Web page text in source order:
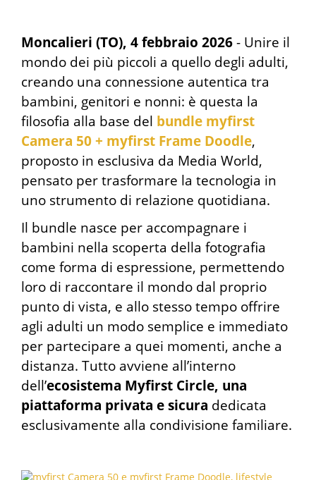
Moncalieri (TO), 4 febbraio 2026- Unire il
mondo dei più piccoli a quello degli adulti,
creando una connessione autentica tra
bambini, genitori e nonni: è questa la
filosofia alla base del bundle myfirst
Camera 50 + myfirst Frame Doodle,
proposto in esclusiva da Media World,
pensato per trasformare la tecnologia in
uno strumento di relazione quotidiana.
Il bundle nasce per accompagnare i
bambini nella scoperta della fotografia
come forma di espressione, permettendo
loro di raccontare il mondo dal proprio
punto di vista, e allo stesso tempo offrire
agli adulti un modo semplice e immediato
per partecipare a quei momenti, anche a
distanza. Tutto avviene all’interno
dell’ecosistema Myfirst Circle, una
piattaforma privata e sicura dedicata
esclusivamente alla condivisione familiare.